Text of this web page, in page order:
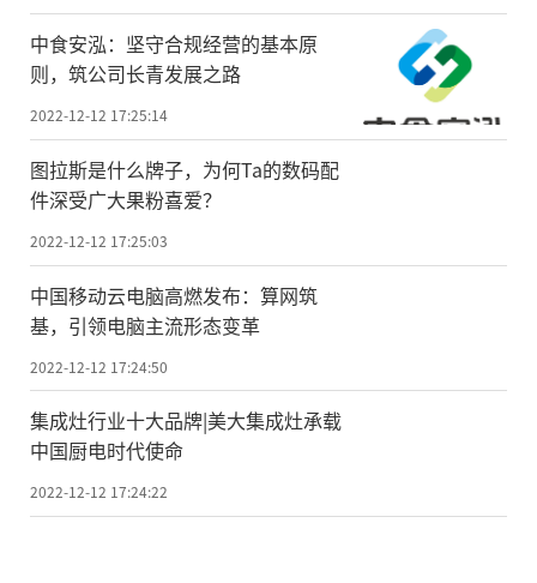
中食安泓：坚守合规经营的基本原
则，筑公司长青发展之路
2022-12-12 17:25:14
图拉斯是什么牌子，为何Ta的数码配
件深受广大果粉喜爱？
2022-12-12 17:25:03
中国移动云电脑高燃发布：算网筑
基，引领电脑主流形态变革
2022-12-12 17:24:50
集成灶行业十大品牌|美大集成灶承载
中国厨电时代使命
2022-12-12 17:24:22